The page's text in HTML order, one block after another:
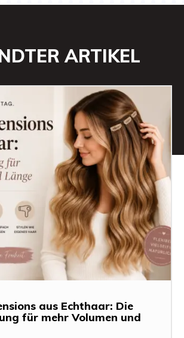
ARTIKEL
aus Echthaar: Die
für mehr Volumen und